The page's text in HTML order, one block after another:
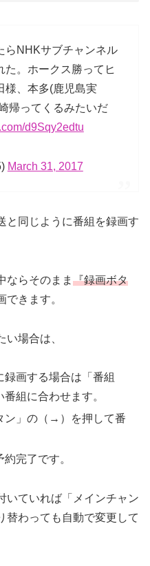
らNHKサブチャンネル
。ホークス勝ってヒ
様、本多(鹿児島実
帰ってくるみたいだ
d9Sqy2edtu
March 31, 2017
と同じように番組を録画す
ならそのまま 『録画ボタ
できます。
い場合は、
録画する場合は「番組
組に合わせます。
ン」の（→）を押して番
完了です。
いていれば「メインチャン
わっても自動で変更して